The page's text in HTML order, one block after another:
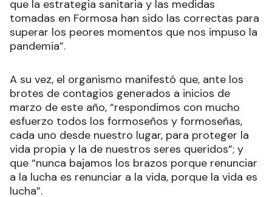
sanitarios en los últimos dos meses nos ratifica
que la estrategia sanitaria y las medidas
tomadas en Formosa han sido las correctas para
pandemia”.
A su vez, el organismo manifestó que, ante los
brotes de contagios generados a inicios de
marzo de este año, “respondimos con mucho
esfuerzo todos los formoseños y formoseñas,
cada uno desde nuestro lugar, para proteger la
vida propia y la de nuestros seres queridos”; y
que “nunca bajamos los brazos porque renunciar